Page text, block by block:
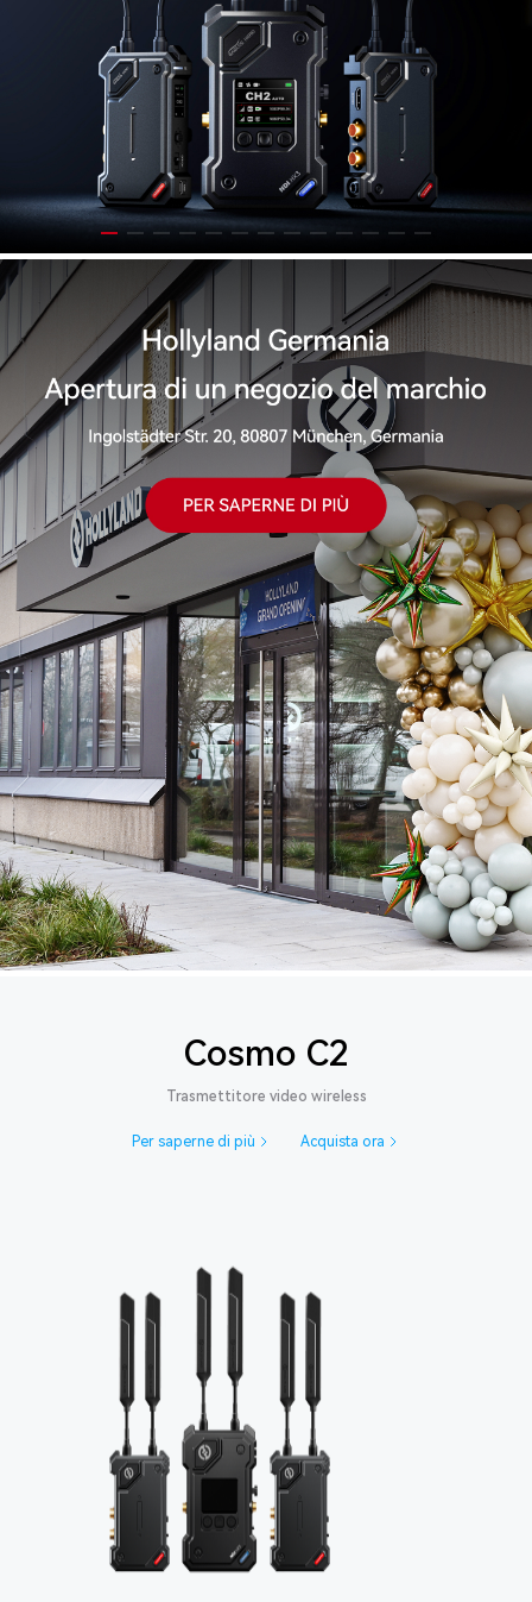
Cosmo C2
Trasmettitore video wireless
Per saperne di più Acquista ora